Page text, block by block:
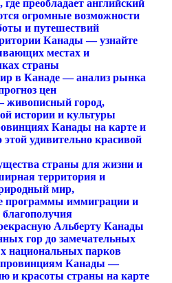
преобладает английский
огромные возможности
и путешествий
Канады — узнайте
местах и
страны
в Канаде — анализ рынка
цен
живописный город,
истории и культуры
Канады на карте и
этой удивительно красивой
страны для жизни и
территория и
мир,
программы иммиграции и
Альберту Канады
гор до замечательных
национальных парков
провинциям Канады —
и красоты страны на карте